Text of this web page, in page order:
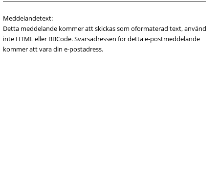
Meddelandetext:
Detta meddelande kommer att skickas som oformaterad text, använd
inte HTML eller BBCode. Svarsadressen för detta e-postmeddelande
kommer att vara din e-postadress.